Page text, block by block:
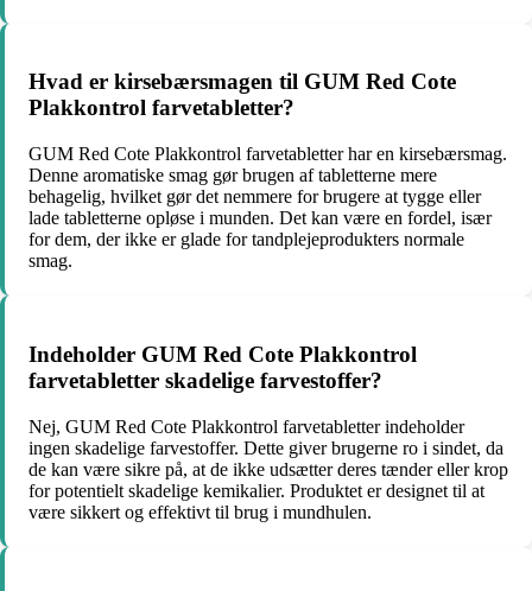
Hvad er kirsebærsmagen til GUM Red Cote
Plakkontrol farvetabletter?
GUM Red Cote Plakkontrol farvetabletter har en kirsebærsmag.
Denne aromatiske smag gør brugen af ​​tabletterne mere
behagelig, hvilket gør det nemmere for brugere at tygge eller
lade tabletterne opløse i munden. Det kan være en fordel, især
for dem, der ikke er glade for tandplejeprodukters normale
smag.
Indeholder GUM Red Cote Plakkontrol
farvetabletter skadelige farvestoffer?
Nej, GUM Red Cote Plakkontrol farvetabletter indeholder
ingen skadelige farvestoffer. Dette giver brugerne ro i sindet, da
de kan være sikre på, at de ikke udsætter deres tænder eller krop
for potentielt skadelige kemikalier. Produktet er designet til at
være sikkert og effektivt til brug i mundhulen.